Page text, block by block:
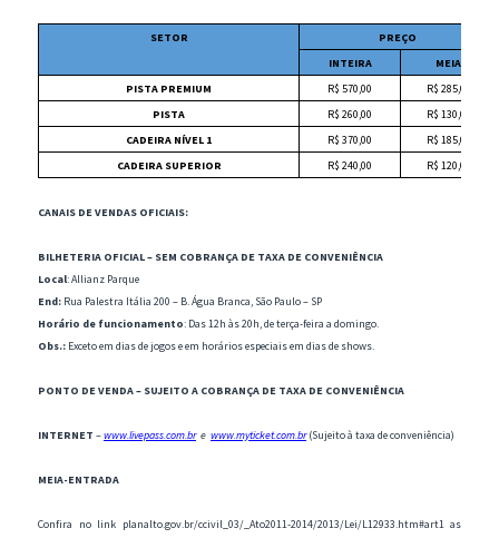
SETOR
PREÇO
INTEIRA
MEIA
PISTA PREMIUM
R$ 570,00
R$ 285,00
PISTA
R$ 260,00
R$ 130,00
CADEIRA NÍVEL 1
R$ 370,00
R$ 185,00
CADEIRA SUPERIOR
R$ 240,00 R$ 120,00
CANAIS DE VENDAS OFICIAIS:
BILHETERIA OFICIAL – SEM COBRANÇA DE TAXA DE CONVENIÊNCIA
Local: Allianz Parque
End: Rua Palestra Itália 200 – B. Água Branca, São Paulo – SP
Horário de funcionamento: Das 12h às 20h, de terça-feira a domingo.
Obs.: Exceto em dias de jogos e em horários especiais em dias de shows.
PONTO DE VENDA – SUJEITO A COBRANÇA DE TAXA DE CONVENIÊNCIA
INTERNET –www.livepass.com.bre www.myticket.com.br(Sujeito à taxa de conveniência)
MEIA-ENTRADA
Confira no link planalto.gov.br/ccivil_03/_Ato2011-2014/2013/Lei/L12933.htm#art1 as